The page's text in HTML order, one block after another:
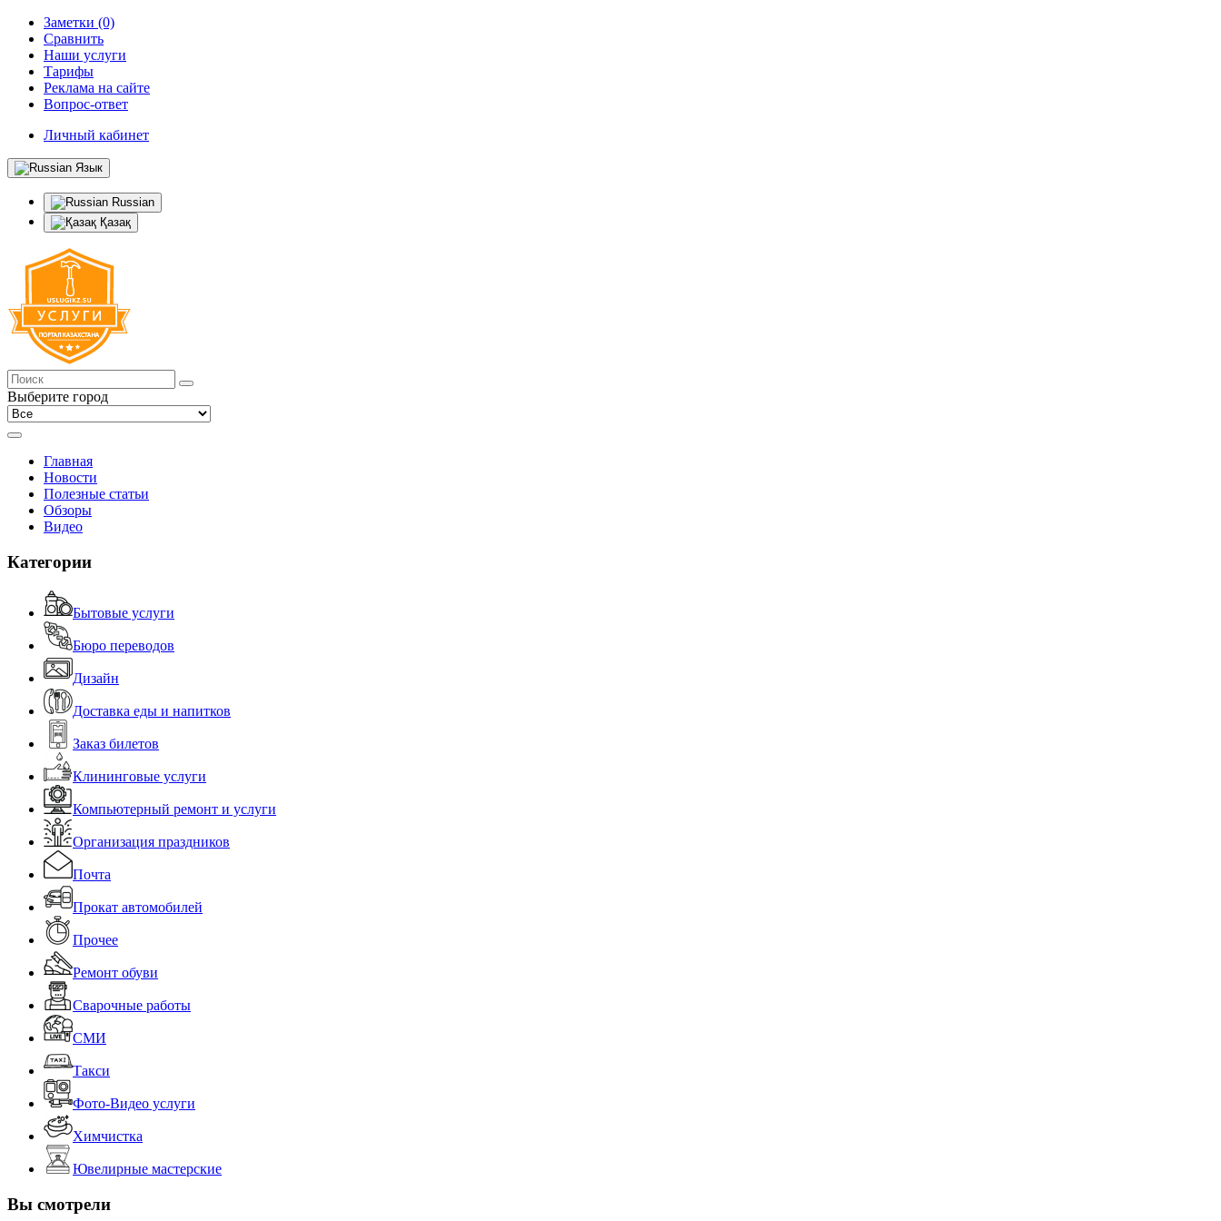
Заметки (0)
Сравнить
Наши услуги
Тарифы
Реклама на сайте
Вопрос-ответ
Личный кабинет
Язык
Russian
Қазақ
Выберите город
Главная
Новости
Полезные статьи
Обзоры
Видео
Категории
Бытовые услуги
Бюро переводов
Дизайн
Доставка еды и напитков
Заказ билетов
Клининговые услуги
Компьютерный ремонт и услуги
Организация праздников
Почта
Прокат автомобилей
Прочее
Ремонт обуви
Сварочные работы
СМИ
Такси
Фото-Видео услуги
Химчистка
Ювелирные мастерские
Вы смотрели